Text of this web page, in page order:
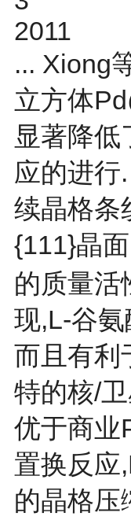
2011
... Xiong
立方体
显著降低
应的进行
续晶格条
{111}晶
的质量活
现,L-谷
而且有利
特的核/
优于商业
置换反应
的晶格压